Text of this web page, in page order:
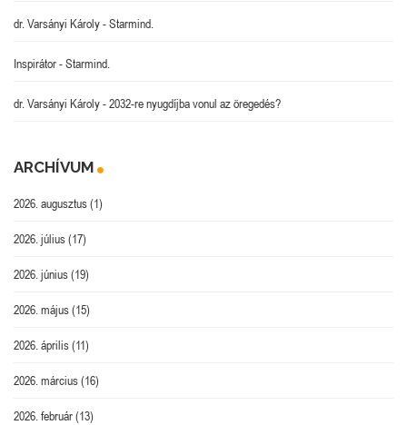
dr. Varsányi Károly-Starmind.
Inspirátor-Starmind.
dr. Varsányi Károly-2032-re nyugdíjba vonul az öregedés?
ARCHÍVUM
2026. augusztus(1)
2026. július(17)
2026. június(19)
2026. május(15)
2026. április(11)
2026. március(16)
2026. február(13)